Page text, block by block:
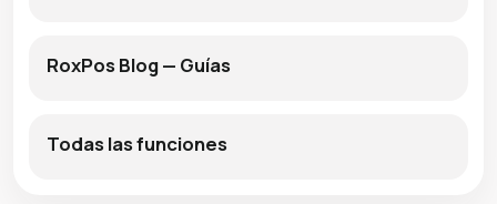
RoxPos Blog — Guías
Todas las funciones